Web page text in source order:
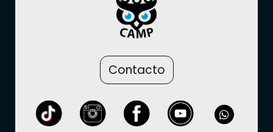
Contacto